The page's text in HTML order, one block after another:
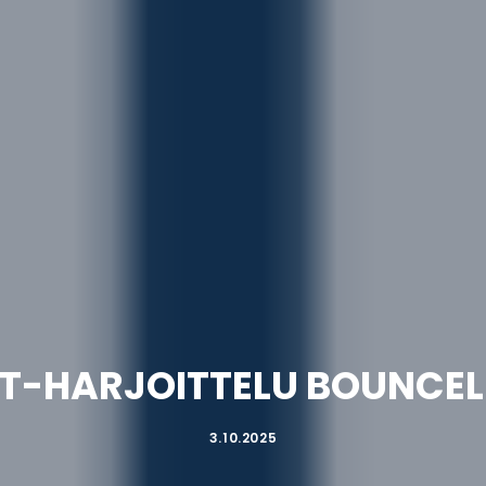
HARJOITTELU
3.10.2025